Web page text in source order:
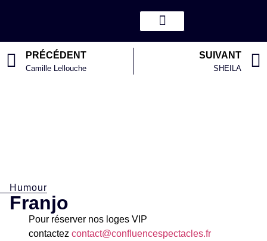
PRÉCÉDENT
Camille Lellouche
SUIVANT
SHEILA
Humour
Franjo
Pour réserver nos loges VIP
contactez contact@confluencespectacles.fr